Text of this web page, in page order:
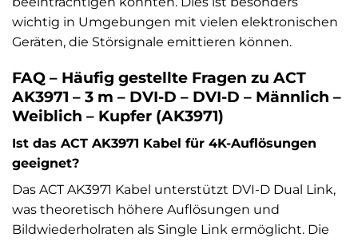
wichtig in Umgebungen mit vielen elektronischen
Geräten, die Störsignale emittieren können.
FAQ – Häufig gestellte Fragen zu ACT
AK3971 – 3 m – DVI-D – DVI-D – Männlich –
Weiblich – Kupfer (AK3971)
Ist das ACT AK3971 Kabel für 4K-Auflösungen
geeignet?
Das ACT AK3971 Kabel unterstützt DVI-D Dual Link,
was theoretisch höhere Auflösungen und
Bildwiederholraten als Single Link ermöglicht. Die